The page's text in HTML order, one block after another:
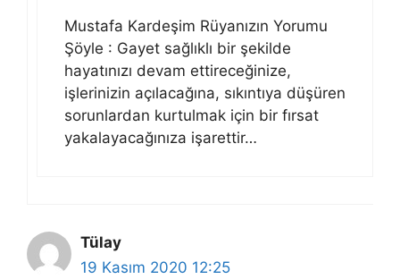
Mustafa Kardeşim Rüyanızın Yorumu
Şöyle : Gayet sağlıklı bir şekilde
hayatınızı devam ettireceğinize,
işlerinizin açılacağına, sıkıntıya düşüren
sorunlardan kurtulmak için bir fırsat
yakalayacağınıza işarettir…
Tülay
19 Kasım 2020 12:25